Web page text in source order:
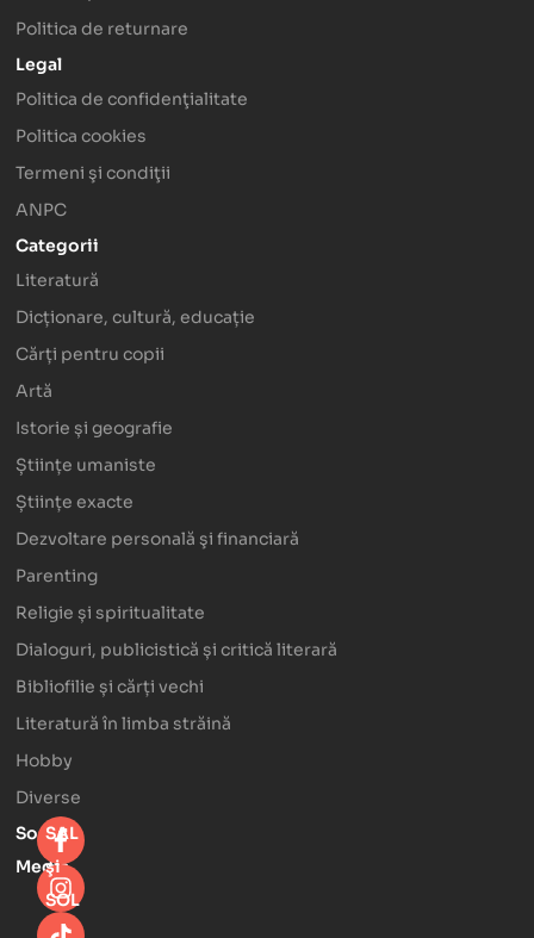
Politica de returnare
Legal
Politica de confidenţialitate
Politica cookies
Termeni şi condiţii
ANPC
Categorii
Literatură
Dicționare, cultură, educație
Cărți pentru copii
Artă
Istorie și geografie
Științe umaniste
Științe exacte
Dezvoltare personală şi financiară
Parenting
Religie și spiritualitate
Dialoguri, publicistică și critică literară
Bibliofilie și cărți vechi
Literatură în limba străină
Hobby
Diverse
Social
Media
SAL
şi
SOL